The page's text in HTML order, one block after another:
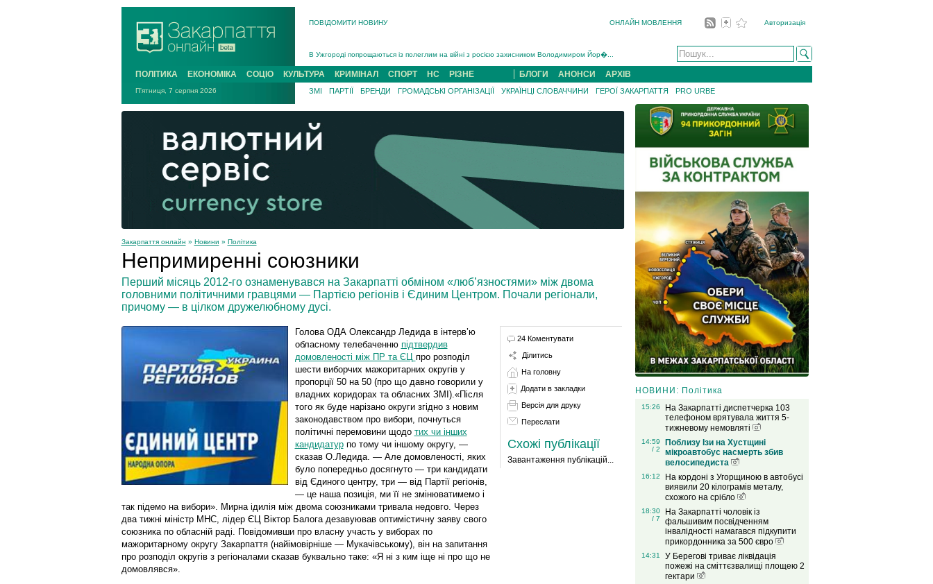
ПОВІДОМИТИ НОВИНУ ОНЛАЙН МОВЛЕННЯ Авторизація
В Ужгороді попрощаються із полеглим на війні з росією захисником Володимиром Йор�...
В Ужгороді 5 серпня попрощаються із захисником Богданом Югасом, який два роки �...
Підтвердили загибель захисника із Нанкова на Хустщині Юліана Гербея (ФОТО)[/gree...
На війні з рф поліг військовий з Виноградова Ігнат Роздяловський (ФОТО)...
На Хустщині внаслідок ДТП за участі трьох авто постраждали 13 людей (ФОТО)...
Інструктора районного ТЦК на Закарпатті судитимуть за обвинувачен...
ПОЛІТИКА ЕКОНОМІКА СОЦІО КУЛЬТУРА КРИМІНАЛ СПОРТ НС РІЗНЕ БЛОГИ АНОНСИ АРХІВ
П'ятниця, 7 серпня 2026 ЗМІ ПАРТІЇ БРЕНДИ ГРОМАДСЬКІ ОРГАНІЗАЦІЇ УКРАЇНЦІ СЛОВАЧЧИНИ ГЕРОЇ ЗАКАРПАТТЯ PRO URBE
Закарпаття онлайн » Новини » Політика
Непримиренні союзники
Перший місяць 2012-го ознаменувався на Закарпатті обміном «люб’язностями» між двома
головними політичними гравцями — Партією регіонів і Єдиним Центром. Почали регіонали,
причому — в цілком дружелюбному дусі.
Голова ОДА Олександр Ледида в інтерв’ю
обласному телебаченню підтвердив
домовленості між ПР та ЄЦ про розподіл
шести виборчих мажоритарних округів у
пропор­ції 50 на 50 (про що давно говорили у
владних коридорах та обласних ЗМІ).«Після
того як буде нарізано округи згідно з новим
законодавством про вибори, почнуться
політичні перемовини щодо тих чи інших
кандидатурпо тому чи іншому округу, —
сказав О.Ледида. — Але домовленості, яких
було попередньо досягнуто — три кандидати
від Єдиного центру, три — від Партії регіонів,
— це наша позиція, ми її не змінюватимемо і
так підемо на вибори». Мирна ідилія між двома союзниками тривала недовго. Через
два тижні міністр МНС, лідер ЄЦ Віктор Балога дезавуював оптимістичну заяву свого
союзника по обласній раді. Повідомивши про власну участь у виборах по
мажоритарному округу Закарпаття (найімовірніше — Мукачівському), він на запитання
про розподіл округів з регіоналами сказав буквально таке: «Я ні з ким іще ні про що не
домовлявся».
24 Коментувати
Ділитись
На головну
Додати в закладки
Версія для друку
Переслати
Схожі публікації
Завантаження публікацій...
НОВИНИ: Політика
15:26
На Закарпатті диспетчерка 103
телефоном врятувала життя 5-
тижневому немовляті
14:59
/ 2
Поблизу Ізи на Хустщині
мікроавтобус насмерть збив
велосипедиста
16:12
На кордоні з Угорщиною в автобусі
виявили 20 кілограмів металу,
схожого на срібло
18:30
/ 7
На Закарпатті чоловік із
фальшивим посвідченням
інвалідності намагався підкупити
прикордонника за 500 євро
14:31
У Берегові триває ліквідація
пожежі на сміттєзвалищі площею 2
гектари